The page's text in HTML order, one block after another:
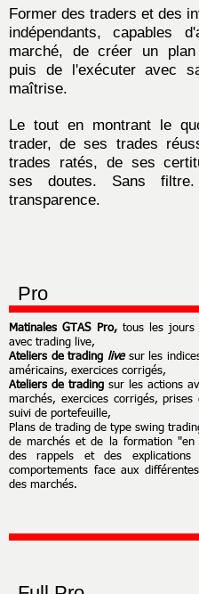
Former des traders et des
indépendants, capables
marché, de créer un
puis de l'exécuter avec
maîtrise.
Le tout en montrant le
trader, de ses trades
trades ratés, de ses
ses doutes. Sans
transparence.
Pro
Matinales GTAS Pro, tous les jours
avec trading live,
Ateliers de trading livesur les
américains, exercices corrigés,
Ateliers de trading sur les actions
marchés, exercices corrigés, prises
suivi de portefeuille,
Plans de trading de type swing
de marchés et de la formation "en
des rappels et des
comportements face aux
des marchés.